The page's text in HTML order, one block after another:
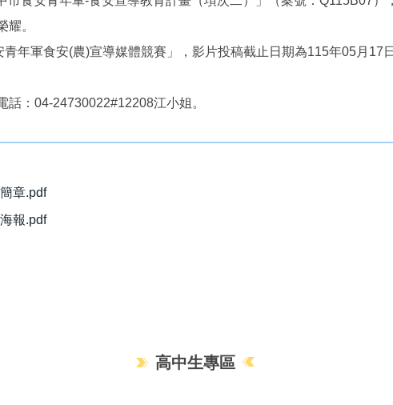
耀。
年軍食安(農)宣導媒體競賽」，影片投稿截止日期為115年05月17
：04-24730022#12208江小姐。
章.pdf
報.pdf
高中生專區